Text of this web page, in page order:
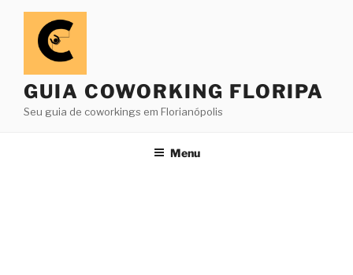
Pular
conteúdo
GUIA COWORKING FLORIPA
Seu guia de coworkings em Florianópolis
Menu